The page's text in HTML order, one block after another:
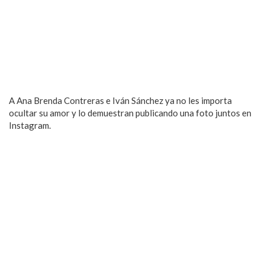
A Ana Brenda Contreras e Iván Sánchez ya no les importa
ocultar su amor y lo demuestran publicando una foto juntos en
Instagram.